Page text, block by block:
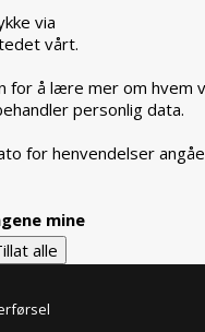
via
vårt.
for å lære mer om hvem
personlig data.
for henvendelser
mine
alle